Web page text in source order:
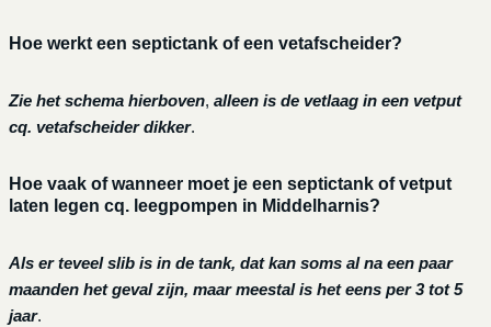
Hoe werkt een septictank of een vetafscheider?
Zie het schema hierboven, alleen is de vetlaag in een vetput
cq. vetafscheider dikker.
Hoe vaak of wanneer moet je een septictank of vetput
laten legen cq. leegpompen in Middelharnis?
Als er teveel slib is in de tank, dat kan soms al na een paar
maanden het geval zijn, maar meestal is het eens per 3 tot 5
jaar.